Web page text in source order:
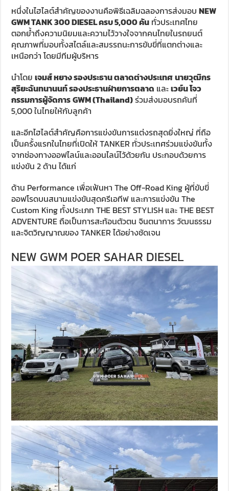
หนึ่งในไฮไลต์สำคัญของงานคือพิธีเฉลิมฉลองการส่งมอบNEW
GWM TANK300DIESELครบ5,000คัน ทั่วประเทศไทย
ตอกย้ำถึงความนิยมและความไว้วางใจจากคนไทยในรถยนต์
คุณภาพที่มอบทั้งสไตล์และสมรรถนะการขับขี่ที่แตกต่างและ
เหนือกว่า โดยมีทีมผู้บริหาร
นำโดยเจมส์ หยาง รองประธาน ตลาดต่างประเทศนายวุฒิกร
สุริยะฉันทนานนท์ รองประธานฝ่ายการตลาด และเวย์น โจว
กรรมการผู้จัดการGWM (Thailand)ร่วมส่งมอบรถคันที่
5,000 ในไทยให้กับลูกค้า
และอีกไฮไลต์สำคัญคือการแข่งขันการแต่งรถสุดยิ่งใหญ่ ที่ถือ
เป็นครั้งแรกในไทยที่เปิดให้ TANKER ทั่วประเทศร่วมแข่งขันทั้ง
จากช่องทางออฟไลน์และออนไลน์ไว้ด้วยกัน ประกอบด้วยการ
แข่งขัน 2 ด้าน ได้แก่
ด้าน Performance เพื่อเฟ้นหา The Off-Road King ผู้ที่ขับขี่
ออฟโรดบนสนามแข่งขันสุดครีเอทีฟ และการแข่งขัน The
Custom King ทั้งประเภท THE BEST STYLISH และ THE BEST
ADVENTURE ถือเป็นการสะท้อนตัวตน จินตนาการ วัฒนธรรม
และจิตวิญญาณของ TANKER ได้อย่างชัดเจน
NEW GWM POER SAHAR DIESEL